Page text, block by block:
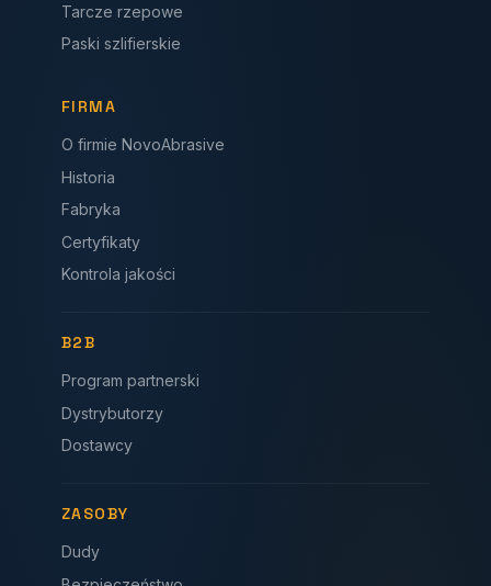
Tarcze rzepowe
Paski szlifierskie
FIRMA
O firmie NovoAbrasive
Historia
Fabryka
Certyfikaty
Kontrola jakości
B2B
Program partnerski
Dystrybutorzy
Dostawcy
ZASOBY
Dudy